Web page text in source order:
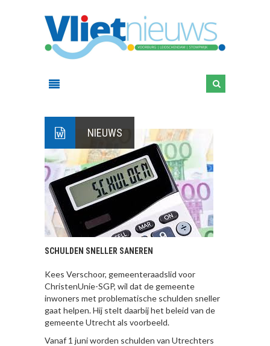
NIEUWS
SCHULDEN SNELLER SANEREN
Kees Verschoor, gemeenteraadslid voor
ChristenUnie-SGP, wil dat de gemeente
inwoners met problematische schulden sneller
gaat helpen. Hij stelt daarbij het beleid van de
gemeente Utrecht als voorbeeld.
Vanaf 1 juni worden schulden van Utrechters